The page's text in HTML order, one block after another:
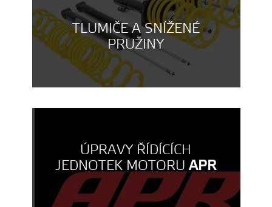
TLUMIČE A SNÍŽENÉ
PRUŽINY
ÚPRAVY ŘÍDÍCÍCH
JEDNOTEK MOTORUAPR